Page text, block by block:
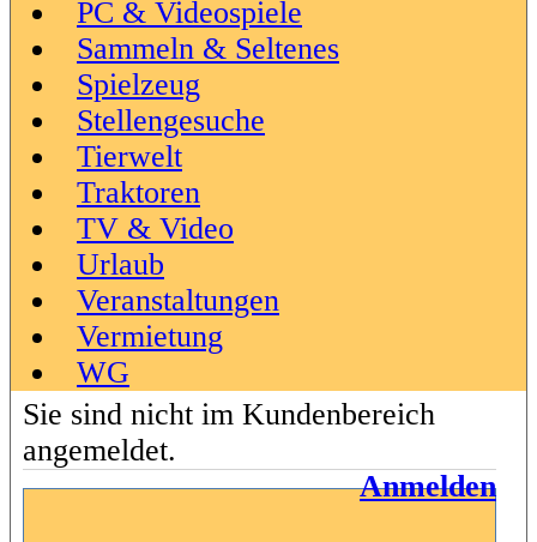
PC & Videospiele
Sammeln & Seltenes
Spielzeug
Stellengesuche
Tierwelt
Traktoren
TV & Video
Urlaub
Veranstaltungen
Vermietung
WG
Sie sind nicht im Kundenbereich
angemeldet.
Anmelden